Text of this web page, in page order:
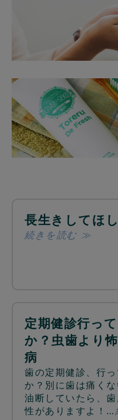
長生きしてほ
続きを読む ≫
定期健診行っ
か？虫歯より
病
歯の定期健診、行
か？別に歯は痛く
油断していたら、
性がありますよ！…